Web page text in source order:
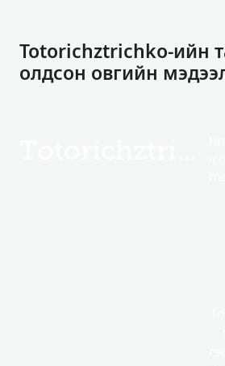
Totorichztrichko-ийн
олдсон овгийн